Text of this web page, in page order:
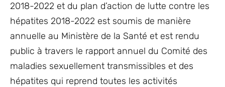
2018-2022 et du plan d’action de lutte contre les
hépatites 2018-2022 est soumis de manière
annuelle au Ministère de la Santé et est rendu
public à travers le rapport annuel du Comité des
maladies sexuellement transmissibles et des
hépatites qui reprend toutes les activités